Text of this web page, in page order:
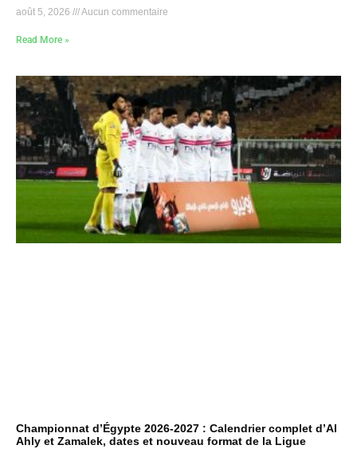
août 5, 2026 Aucun commentaire
Read More »
Championnat d’Égypte 2026-2027 : Calendrier complet d’Al
Ahly et Zamalek, dates et nouveau format de la Ligue